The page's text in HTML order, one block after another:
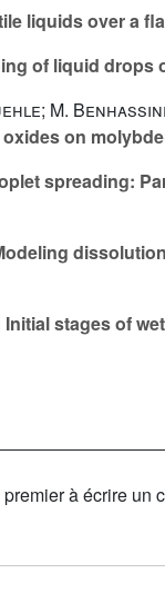
liquids over a
of liquid drops
M.
on
spreading:
Initial stages of
à écrire un